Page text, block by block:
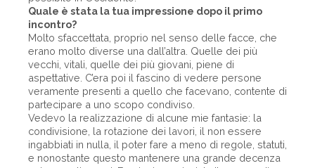
Quale è stata la tua impressione dopo il primo
incontro?
Molto sfaccettata, proprio nel senso delle facce, che
erano molto diverse una dall’altra. Quelle dei più
vecchi, vitali, quelle dei più giovani, piene di
aspettative. C’era poi il fascino di vedere persone
veramente presenti a quello che facevano, contente di
partecipare a uno scopo condiviso.
Vedevo la realizzazione di alcune mie fantasie: la
condivisione, la rotazione dei lavori, il non essere
ingabbiati in nulla, il poter fare a meno di regole, statuti,
e nonostante questo mantenere una grande decenza